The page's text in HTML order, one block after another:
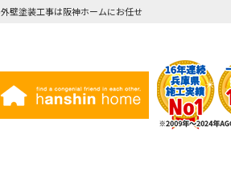
壁塗装工事は阪神ホームにお任せ